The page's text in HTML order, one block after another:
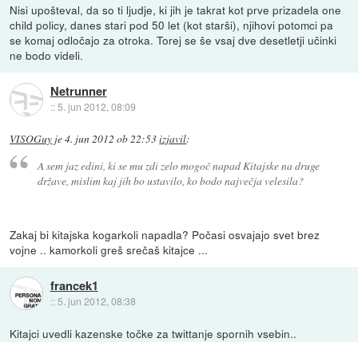
Nisi upošteval, da so ti ljudje, ki jih je takrat kot prve prizadela one
child policy, danes stari pod 50 let (kot starši), njihovi potomci pa
se komaj odločajo za otroka. Torej se še vsaj dve desetletji učinki
ne bodo videli.
Netrunner
::5. jun 2012, 08:09
VISOGuy je4. jun 2012 ob 22:53izjavil:
A sem jaz edini, ki se mu zdi zelo mogoč napad Kitajske na druge
države, mislim kaj jih bo ustavilo, ko bodo največja velesila?
Zakaj bi kitajska kogarkoli napadla? Počasi osvajajo svet brez
vojne .. kamorkoli greš srečaš kitajce ...
francek1
:: 5. jun 2012, 08:38
Kitajci uvedli kazenske točke za twittanje spornih vsebin..